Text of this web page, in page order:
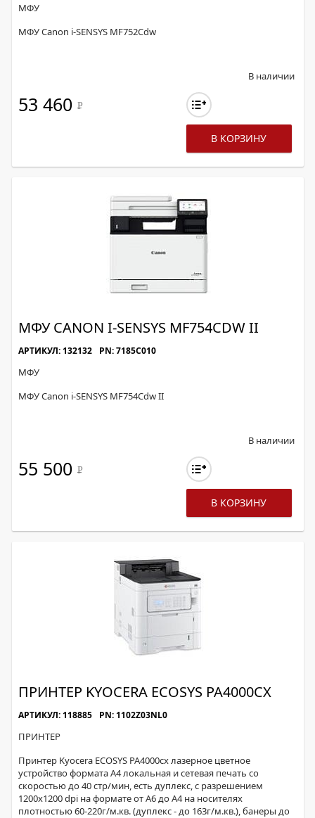
МФУ
МФУ Canon i-SENSYS MF752Cdw
В наличии
53 460 Р
В КОРЗИНУ
МФУ CANON I-SENSYS MF754CDW II
АРТИКУЛ: 132132 PN: 7185C010
МФУ
МФУ Canon i-SENSYS MF754Cdw II
В наличии
55 500 Р
В КОРЗИНУ
ПРИНТЕР KYOCERA ECOSYS PA4000CX
АРТИКУЛ: 118885 PN: 1102Z03NL0
ПРИНТЕР
Принтер Kyocera ECOSYS PA4000cx лазерное цветное
устройство формата А4 локальная и сетевая печать со
скоростью до 40 стр/мин, есть дуплекс, с разрешением
1200х1200 dpi на формате от А6 до А4 на носителях
плотностью 60-220г/м.кв. (дуплекс - до 163г/м.кв.), банеры до